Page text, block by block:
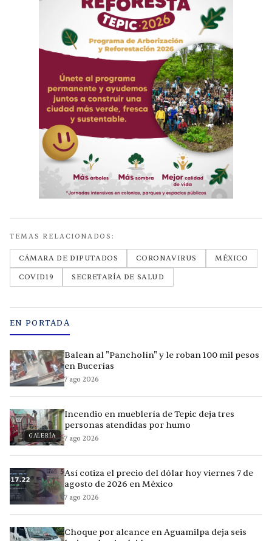
TEMAS RELACIONADOS:
CÁMARA DE DIPUTADOS CORONAVIRUS
MÉXICO
COVID19
SECRETARÍA DE SALUD
EN PORTADA
Balean al "Pancholín" y le roban 100 mil pesos
en Bucerías
7 ago 2026
GALERÍA
Incendio en mueblería de Tepic deja tres
personas atendidas por humo
7 ago 2026
Así cotiza el precio del dólar hoy viernes 7 de
agosto de 2026 en México
7 ago 2026
Choque por alcance en Aguamilpa deja seis